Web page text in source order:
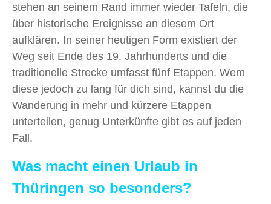
stehen an seinem Rand immer wieder Tafeln, die
über historische Ereignisse an diesem Ort
aufklären. In seiner heutigen Form existiert der
Weg seit Ende des 19. Jahrhunderts und die
traditionelle Strecke umfasst fünf Etappen. Wem
diese jedoch zu lang für dich sind, kannst du die
Wanderung in mehr und kürzere Etappen
unterteilen, genug Unterkünfte gibt es auf jeden
Fall.
Was macht einen Urlaub in
Thüringen so besonders?